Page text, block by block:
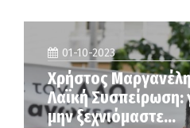
01-10-2023
Χρήστος
Λαϊκή Συσπείρωση:
μην ξεχνιόμαστε…